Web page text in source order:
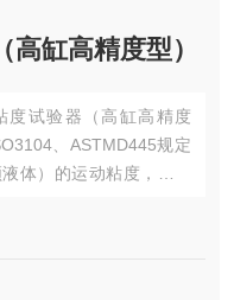
缸高精度型）
度试验器（高缸高精度
、ASTMD445规定
体）的运动粘度，其单
下该液体的的密度之
密、自动控制试验浴温